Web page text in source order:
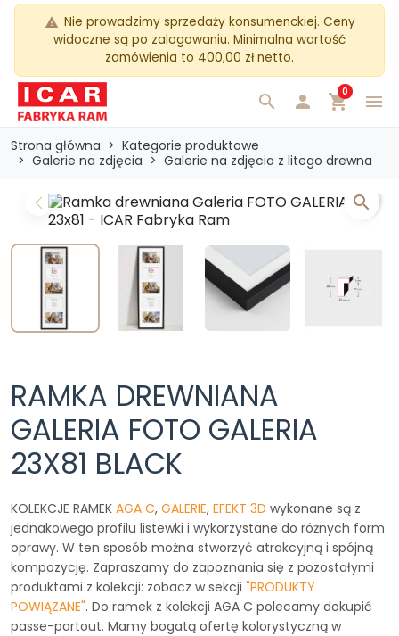
warning Nie prowadzimy sprzedaży konsumenckiej. Ceny
widoczne są po zalogowaniu. Minimalna wartość
zamówienia to 400,00 zł netto.
menu
search  shopping_cart
0
Strona główna
Kategorie produktowe
Galerie na zdjęcia
Galerie na zdjęcia z litego drewna
Previous Next
search
RAMKA DREWNIANA
GALERIA FOTO GALERIA
23X81 BLACK
KOLEKCJE RAMEK AGA C, GALERIE, EFEKT 3D wykonane są z
jednakowego profilu listewki i wykorzystane do różnych form
oprawy. W ten sposób można stworzyć atrakcyjną i spójną
kompozycję. Zapraszamy do zapoznania się z pozostałymi
produktami z kolekcji: zobacz w sekcji "PRODUKTY
POWIĄZANE". Do ramek z kolekcji AGA C polecamy dokupić
passe-partout. Mamy bogatą ofertę kolorystyczną w